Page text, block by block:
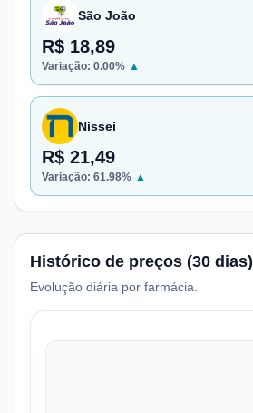
São João
R$ 18,89
Variação: 0.00% ▲
Nissei
R$ 21,49
Variação: 61.98% ▲
Histórico de preços (30 dias)
Evolução diária por farmácia.